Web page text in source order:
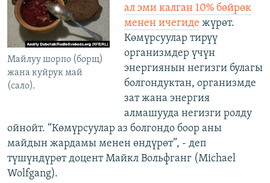
Майлуу шорпо (борщ)
жана куйрук май
(сало).
ал эми калган 10% бөйрөк
менен ичегиде жүрөт.
Көмүрсуулар тирүү
организмдер үчүн
энергиянын негизги булагы
болгондуктан, организмде
зат жана энергия
алмашууда негизги ролду
ойнойт. “Көмүрсуулар аз болгондо боор аны
майдын жардамы менен өндүрөт”, - деп
түшүндүрөт доцент Майкл Вольфганг (Michael
Wolfgang).